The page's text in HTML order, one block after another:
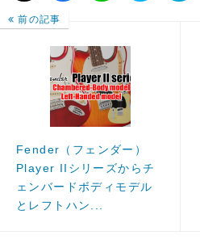
前の記事
Fender（フェンダー）
Player IIシリーズからチ
ェンバードボディモデル
とレフトハン...